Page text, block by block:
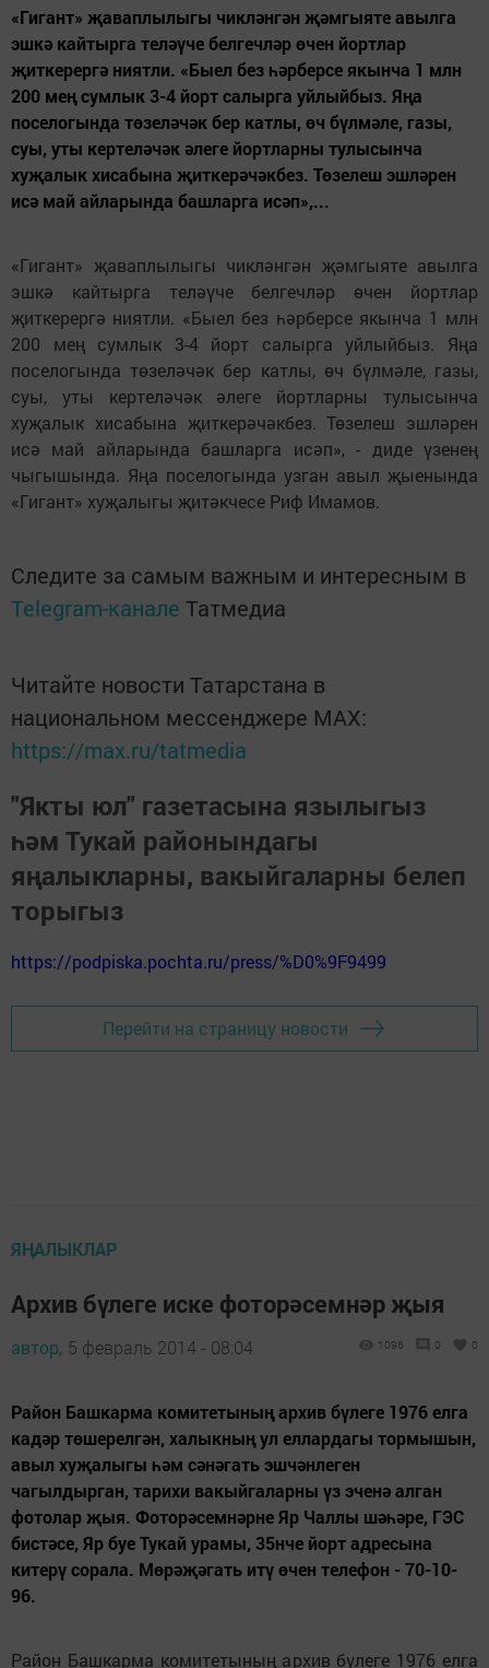
«Гигант» җаваплылыгы чикләнгән җәмгыяте авылга
эшкә кайтырга теләүче белгечләр өчен йортлар
җиткерергә ниятли. «Быел без һәрберсе якынча 1 млн
200 мең сумлык 3-4 йорт салырга уйлыйбыз. Яңа
поселогында төзеләчәк бер катлы, өч бүлмәле, газы,
суы, уты кертеләчәк әлеге йортларны тулысынча
хуҗалык хисабына җиткерәчәкбез. Төзелеш эшләрен
исә май айларында башларга исәп»,...
«Гигант» җаваплылыгы чикләнгән җәмгыяте авылга
эшкә кайтырга теләүче белгечләр өчен йортлар
җиткерергә ниятли. «Быел без һәрберсе якынча 1 млн
200 мең сумлык 3-4 йорт салырга уйлыйбыз. Яңа
поселогында төзеләчәк бер катлы, өч бүлмәле, газы,
суы, уты кертеләчәк әлеге йортларны тулысынча
хуҗалык хисабына җиткерәчәкбез. Төзелеш эшләрен
исә май айларында башларга исәп», - диде үзенең
чыгышында. Яңа поселогында узган авыл җыенында
«Гигант» хуҗалыгы җитәкчесе Риф Имамов.
Следите за самым важным и интересным в
Telegram-канале Татмедиа
Читайте новости Татарстана в
национальном мессенджере MАХ:
https://max.ru/tatmedia
"Якты юл" газетасына язылыгыз
һәм Тукай районындагы
яңалыкларны, вакыйгаларны белеп
торыгыз
https://podpiska.pochta.ru/press/%D0%9F9499
Перейти на страницу новости
ЯҢАЛЫКЛАР
Архив бүлеге иске фоторәсемнәр җыя
автор, 5 февраль 2014 - 08:04 1096 0 0
Район Башкарма комитетының архив бүлеге 1976 елга
кадәр төшерелгән, халыкның ул еллардагы тормышын,
авыл хуҗалыгы һәм сәнәгать эшчәнлеген
чагылдырган, тарихи вакыйгаларны үз эченә алган
фотолар җыя. Фоторәсемнәрне Яр Чаллы шәһәре, ГЭС
бистәсе, Яр буе Тукай урамы, 35нче йорт адресына
китерү сорала. Мөрәҗәгать итү өчен телефон - 70-10-
96.
Район Башкарма комитетының архив бүлеге 1976 елга